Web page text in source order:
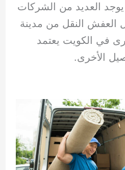
يوجد العديد من الشركات
العفش النقل من مدينة
في الكويت يعتمد
الأخرى.